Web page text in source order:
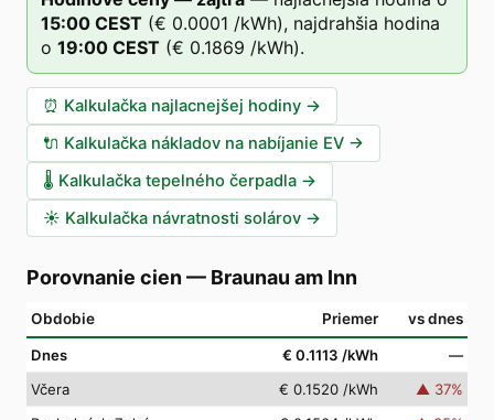
15:00 CEST (€ 0.0001 /kWh), najdrahšia hodina
o 19:00 CEST (€ 0.1869 /kWh).
⏰ Kalkulačka najlacnejšej hodiny →
🔌 Kalkulačka nákladov na nabíjanie EV →
🌡️ Kalkulačka tepelného čerpadla →
☀️ Kalkulačka návratnosti solárov →
Porovnanie cien — Braunau am Inn
Obdobie Priemer vs dnes
Dnes € 0.1113 /kWh
—
Včera
€ 0.1520 /kWh ▲ 37%